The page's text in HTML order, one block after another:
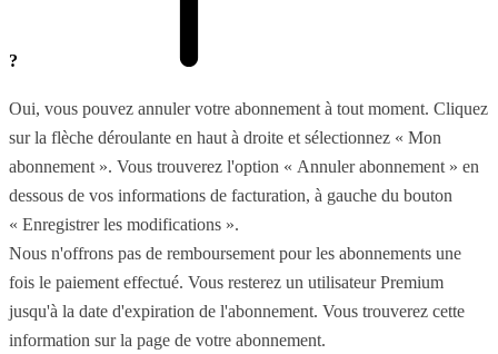
?
Oui, vous pouvez annuler votre abonnement à tout moment. Cliquez
sur la flèche déroulante en haut à droite et sélectionnez « Mon
abonnement ». Vous trouverez l'option « Annuler abonnement » en
dessous de vos informations de facturation, à gauche du bouton
« Enregistrer les modifications ».
Nous n'offrons pas de remboursement pour les abonnements une
fois le paiement effectué. Vous resterez un utilisateur Premium
jusqu'à la date d'expiration de l'abonnement. Vous trouverez cette
information sur la page de votre abonnement.